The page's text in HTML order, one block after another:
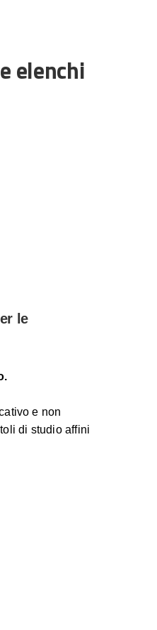
elenchi
le
e non
di studio affini